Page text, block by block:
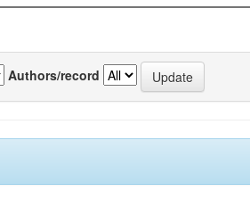
Authors/record